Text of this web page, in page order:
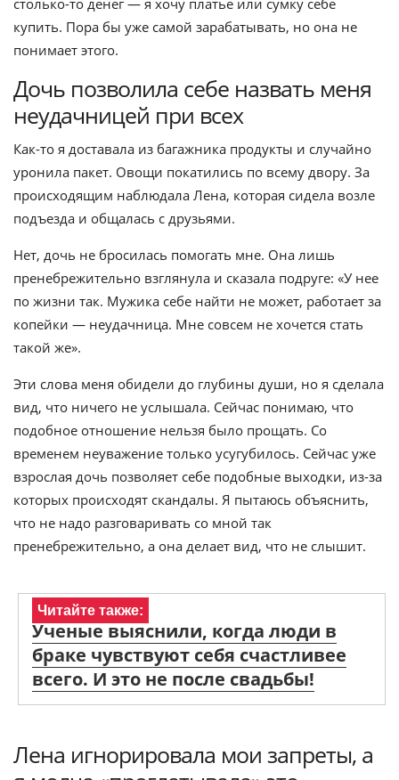
столько-то денег — я хочу платье или сумку себе
купить. Пора бы уже самой зарабатывать, но она не
понимает этого.
Дочь позволила себе назвать меня
неудачницей при всех
Как-то я доставала из багажника продукты и случайно
уронила пакет. Овощи покатились по всему двору. За
происходящим наблюдала Лена, которая сидела возле
подъезда и общалась с друзьями.
Нет, дочь не бросилась помогать мне. Она лишь
пренебрежительно взглянула и сказала подруге: «У нее
по жизни так. Мужика себе найти не может, работает за
копейки — неудачница. Мне совсем не хочется стать
такой же».
Эти слова меня обидели до глубины души, но я сделала
вид, что ничего не услышала. Сейчас понимаю, что
подобное отношение нельзя было прощать. Со
временем неуважение только усугубилось. Сейчас уже
взрослая дочь позволяет себе подобные выходки, из-за
которых происходят скандалы. Я пытаюсь объяснить,
что не надо разговаривать со мной так
пренебрежительно, а она делает вид, что не слышит.
Читайте также:
Ученые выяснили, когда люди в
браке чувствуют себя счастливее
всего. И это не после свадьбы!
Лена игнорировала мои запреты, а